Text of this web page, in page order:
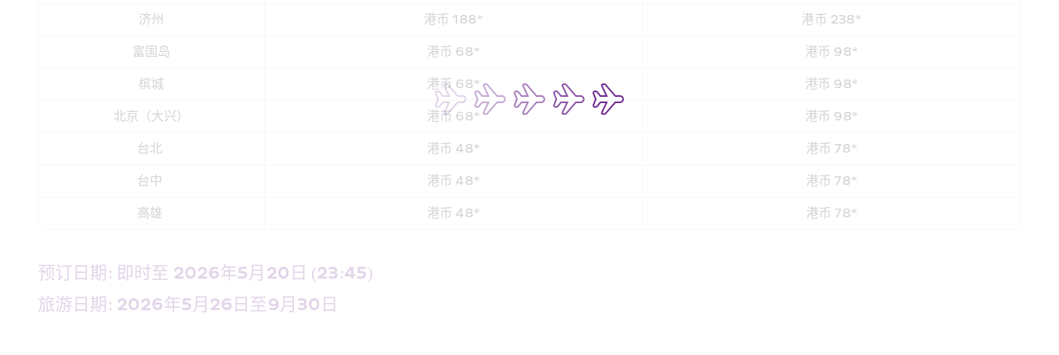
济州 港币 188* 港币 238*
富国岛 港币 68* 港币 98*
槟城 港币 68* 港币 98*
北京（大兴） 港币 68* 港币 98*
台北 港币 48* 港币 78*
台中 港币 48* 港币 78*
高雄 港币 48* 港币 78*
预订日期: 即时至 2026年5月20日 (23:45)
旅游日期: 2026年5月26日至9月30日